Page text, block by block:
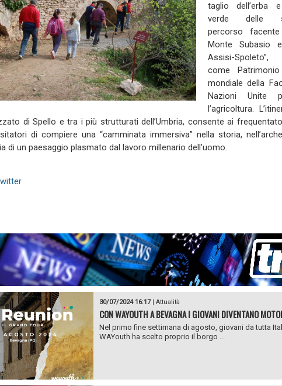
taglio dell’erba
verde delle
percorso
Monte Subasio
Assisi-
come
mondiale della
Nazioni Unite
l’agricoltura.
di Spello e tra i più strutturati dell’Umbria, consente ai
di compiere una “camminata immersiva” nella storia,
di un paesaggio plasmato dal lavoro millenario dell’uomo.
30/07/2024 16:17| Attualità
CON WAYOUTH A BEVAGNA I GIOVANI DIVENTANO
Nel primo fine settimana di agosto, giovani da tutta
WAYouth ha scelto proprio il borgo ...